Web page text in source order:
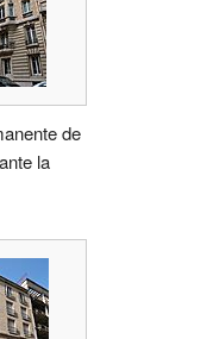
de
la